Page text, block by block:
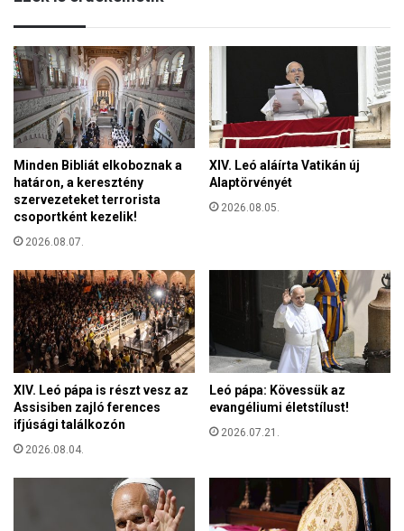
r
a
v
a
n
g
t
e
r
e
m
t
ő
s
z
ó
–
d
v
a
r
d
y
G
y
Minden Bibliát elkoboznak a
határon, a keresztény
szervezeteket terrorista
csoportként kezelik!
2026.08.07.
XIV. Leó aláírta Vatikán új
Alaptörvényét
2026.08.05.
XIV. Leó pápa is részt vesz az
Assisiben zajló ferences
ifjúsági találkozón
2026.08.04.
Leó pápa: Kövessük az
evangéliumi életstílust!
2026.07.21.